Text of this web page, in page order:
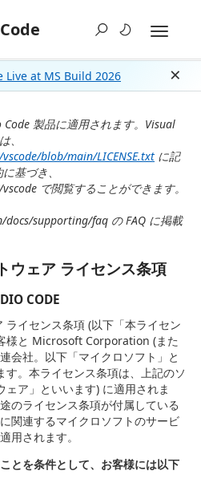
Live at MS Build 2026
製品に適用されます。Visual
、
blob/main/LICENSE.txt に記
基づき、
で閲覧することができます。
supporting/faq の FAQ に掲載
ウェア ライセンス条項
CODE
ライセンス条項 (以下「本ライセン
様と Microsoft Corporation (また
会社。以下「マイクロソフト」と
す。本ライセンス条項は、上記のソ
ア」といいます) に適用されま
のライセンス条項が付属している
関連するマイクロソフトのサービ
用されます。
とを条件として、お客様には以下